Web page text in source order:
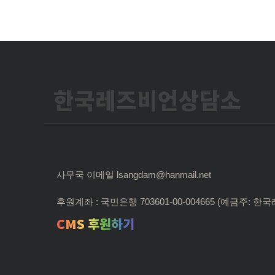
한국레즈비언상담소
사무국 이메일 lsangdam@hanmail.net
후원계좌 : 국민은행 703601-00-004665 (예금주: 한국
CMS 후원하기